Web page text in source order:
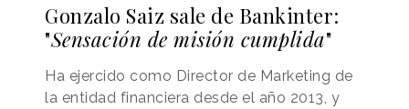
Gonzalo Saiz sale de Bankinter:
"Sensación de misión cumplida"
Ha ejercido como Director de Marketing de
la entidad financiera desde el año 2013, y